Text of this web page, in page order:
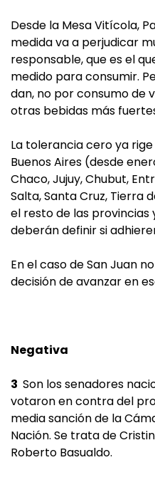
Desde la Mesa Vitícola,
medida va a perjudicar
responsable, que es el
medido para consumir.
dan, no por consumo de
otras bebidas más
La tolerancia cero ya
Buenos Aires (desde
Chaco, Jujuy, Chubut,
Salta, Santa Cruz, Tierra
el resto de las provincias
deberán definir si
En el caso de San Juan
decisión de avanzar en
Negativa
3 Son los senadores
votaron en contra del
media sanción de la
Nación. Se trata de
Roberto Basualdo.